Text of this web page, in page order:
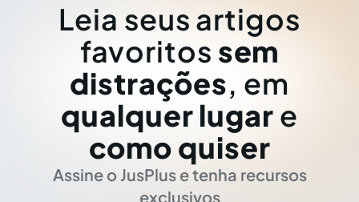
Leia seus artigos
favoritos sem
distrações, em
qualquer lugar e
como quiser
Assine o JusPlus e tenha recursos
exclusivos